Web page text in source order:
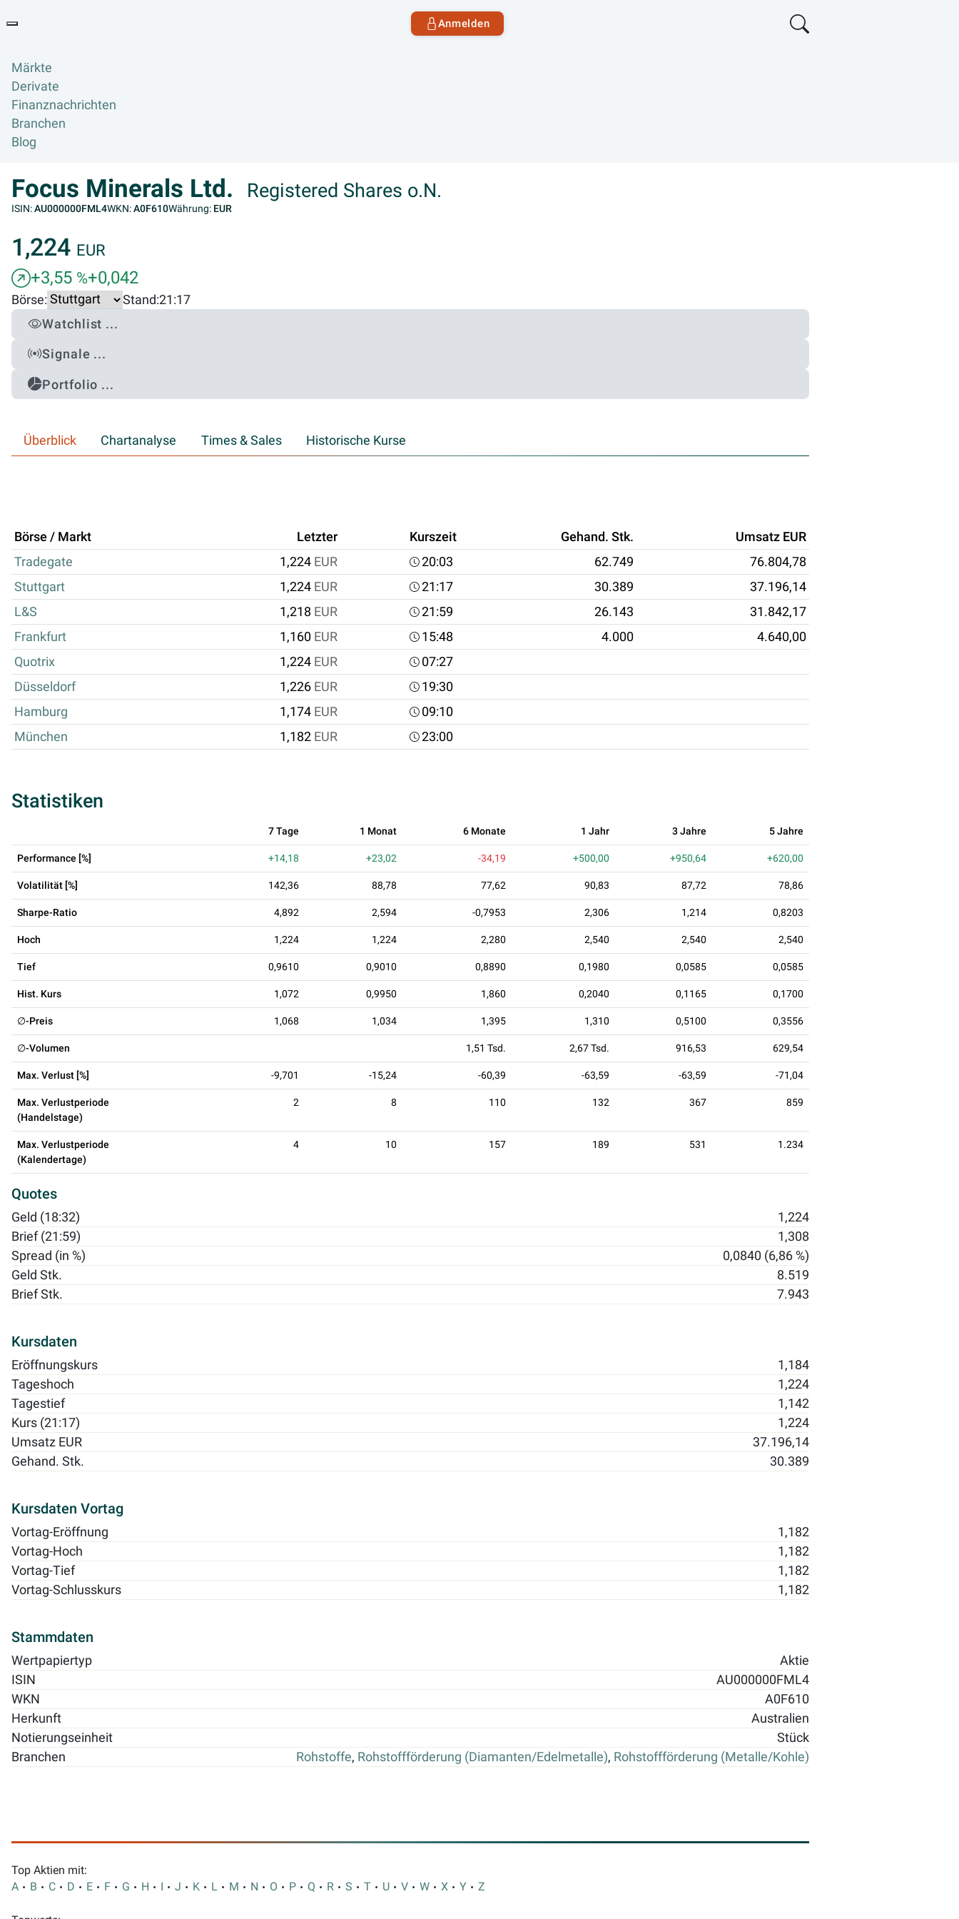
Anmelden
Märkte
Derivate
Finanznachrichten
Branchen
Blog
Focus Minerals Ltd. Registered Shares o.N.
ISIN:AU000000FML4WKN:A0F610Währung: EUR
1,224 EUR
+3,55 %+0,042
Börse: Stand:21:17
Watchlist ...
Signale ...
Portfolio ...
Überblick Chartanalyse Times & Sales Historische Kurse
Börse / Markt Letzter Kurszeit Gehand. Stk.
Umsatz EUR
Tradegate
1,224 EUR 20:03 62.749
76.804,78
Stuttgart
1,224 EUR 21:17 30.389
37.196,14
L&S
1,218 EUR 21:59 26.143
31.842,17
Frankfurt
1,160 EUR 15:48 4.000
4.640,00
Quotrix
1,224 EUR
07:27
Düsseldorf
1,226 EUR
19:30
Hamburg
1,174 EUR
09:10
München
1,182 EUR 23:00
Statistiken
7 Tage 1 Monat 6 Monate 1 Jahr 3 Jahre 5 Jahre
Performance [%] +14,18 +23,02 -34,19 +500,00 +950,64 +620,00
Volatilität [%] 142,36 88,78 77,62 90,83 87,72 78,86
Sharpe-Ratio 4,892 2,594 -0,7953 2,306 1,214 0,8203
Hoch 1,224 1,224 2,280 2,540 2,540 2,540
Tief 0,9610 0,9010 0,8890 0,1980 0,0585 0,0585
Hist. Kurs 1,072 0,9950 1,860 0,2040 0,1165 0,1700
∅-Preis 1,068 1,034 1,395 1,310 0,5100 0,3556
∅-Volumen 1,51 Tsd. 2,67 Tsd. 916,53 629,54
Max. Verlust [%] -9,701 -15,24 -60,39 -63,59 -63,59 -71,04
Max. Verlustperiode
(Handelstage)
2 8 110 132 367 859
Max. Verlustperiode
(Kalendertage)
4 10 157 189 531 1.234
Quotes
Geld (18:32)
1,224
Brief (21:59)
1,308
Spread (in %)
0,0840 (6,86 %)
Geld Stk.
8.519
Brief Stk.
7.943
Kursdaten
Eröffnungskurs
1,184
Tageshoch
1,224
Tagestief
1,142
Kurs (21:17)
1,224
Umsatz EUR
37.196,14
Gehand. Stk.
30.389
Kursdaten Vortag
Vortag-Eröffnung
1,182
Vortag-Hoch
1,182
Vortag-Tief
1,182
Vortag-Schlusskurs
1,182
Stammdaten
Wertpapiertyp
Aktie
ISIN
AU000000FML4
WKN
A0F610
Herkunft
Australien
Notierungseinheit
Stück
Branchen
Rohstoffe, Rohstoffförderung (Diamanten/Edelmetalle), Rohstoffförderung (Metalle/Kohle)
Top Aktien mit:
A
B C D E F G H I J K L M N O P Q R S T U V W X Y Z